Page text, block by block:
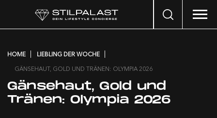
Search
HOME
LIEBLING DER WOCHE
GÄNSEHAUT, GOLD UND TRÄNEN: OLYMPIA 2026
Gänsehaut, Gold und
Tränen: Olympia 2026